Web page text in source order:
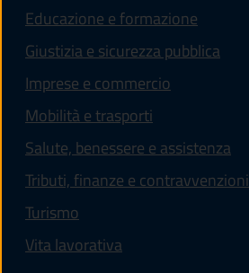
Educazione e formazione
Giustizia e sicurezza pubblica
Imprese e commercio
Mobilità e trasporti
Salute, benessere e assistenza
Tributi, finanze e contravvenzioni
Turismo
Vita lavorativa